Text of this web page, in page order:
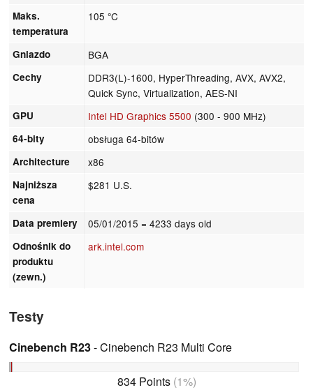
Maks.
temperatura
105 °C
Gniazdo BGA
Cechy
DDR3(L)-1600, HyperThreading, AVX, AVX2,
Quick Sync, Virtualization, AES-NI
GPU Intel HD Graphics 5500 (300 - 900 MHz)
64-bity obsługa 64-bitów
Architecture x86
Najniższa
cena
$281 U.S.
Data premiery 05/01/2015 = 4233 days old
Odnośnik do
produktu
(zewn.)
ark.intel.com
Testy
Cinebench R23- Cinebench R23 Multi Core
834 Points(1%)